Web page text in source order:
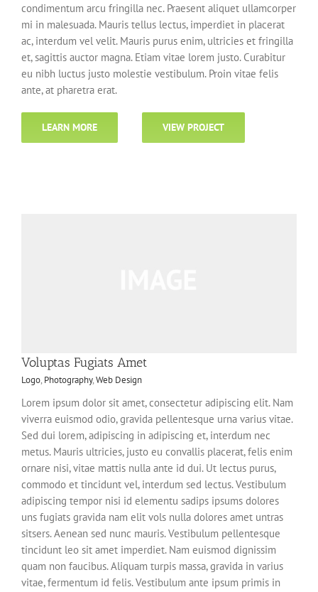
condimentum arcu fringilla nec. Praesent aliquet ullamcorper
mi in malesuada. Mauris tellus lectus, imperdiet in placerat
ac, interdum vel velit. Mauris purus enim, ultricies et fringilla
et, sagittis auctor magna. Etiam vitae lorem justo. Curabitur
eu nibh luctus justo molestie vestibulum. Proin vitae felis
ante, at pharetra erat.
LEARN MORE VIEW PROJECT
Voluptas Fugiats Amet
Logo, Photography,Web Design
Lorem ipsum dolor sit amet, consectetur adipiscing elit. Nam
viverra euismod odio, gravida pellentesque urna varius vitae.
Sed dui lorem, adipiscing in adipiscing et, interdum nec
metus. Mauris ultricies, justo eu convallis placerat, felis enim
ornare nisi, vitae mattis nulla ante id dui. Ut lectus purus,
commodo et tincidunt vel, interdum sed lectus. Vestibulum
adipiscing tempor nisi id elementu sadips ipsums dolores
uns fugiats gravida nam elit vols nulla dolores amet untras
sitsers. Aenean sed nunc mauris. Vestibulum pellentesque
tincidunt leo sit amet imperdiet. Nam euismod dignissim
quam non faucibus. Aliquam turpis massa, gravida in varius
vitae, fermentum id felis. Vestibulum ante ipsum primis in